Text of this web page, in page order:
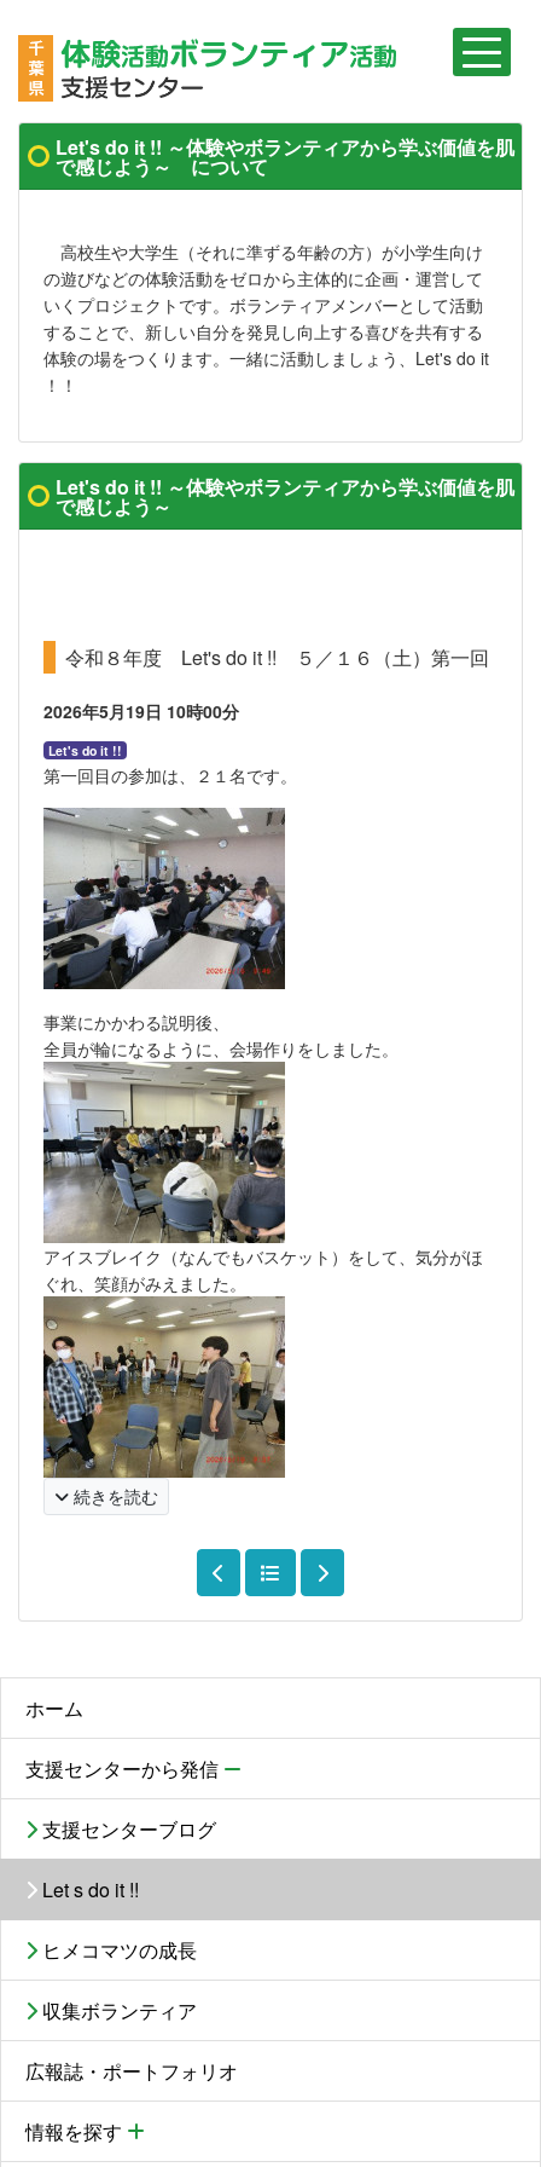
ホーム
支援センターから発信
支援センターブログ
Let s do it !!
ヒメコマツの成長
収集ボランティア
広報誌・ポートフォリオ
情報を探す
Let's do it !! ～体験やボランティアから学ぶ価値を肌
で感じよう～ について
高校生や大学生（それに準ずる年齢の方）が小学生向け
の遊びなどの体験活動をゼロから主体的に企画・運営して
いくプロジェクトです。ボランティアメンバーとして活動
することで、新しい自分を発見し向上する喜びを共有する
体験の場をつくります。一緒に活動しましょう、Let's do it
！！
Let's do it !! ～体験やボランティアから学ぶ価値を肌
で感じよう～
令和８年度 Let's do it !! ５／１６（土）第一回
2026年5月19日 10時00分
Let's do it !!
第一回目の参加は、２１名です。
事業にかかわる説明後、
全員が輪になるように、会場作りをしました。
アイスブレイク（なんでもバスケット）をして、気分がほ
ぐれ、笑顔がみえました。
続きを読む